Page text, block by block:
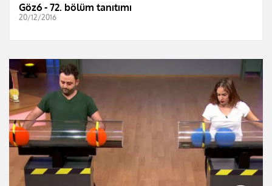
Göz6 - 72. bölüm tanıtımı
20/12/2016